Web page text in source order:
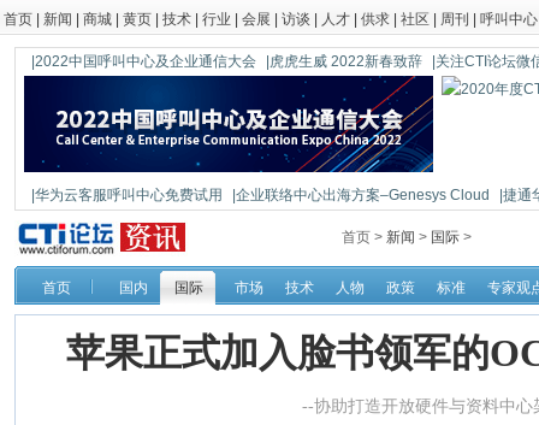
首页 新闻 商城 黄页 技术 行业 会展 访谈 人才 供求 社区 周刊 呼叫中心
|2022中国呼叫中心及企业通信大会 |虎虎生威 2022新春致辞 |关注CTI论坛微
|华为云客服呼叫中心免费试用 |企业联络中心出海方案–Genesys Cloud
|捷通
|鼎信通达新一代语音网关DAG1000-4S
首页 > 新闻 > 国际 >
首页 国内 国际 市场 技术 人物 政策 标准 专家观
苹果正式加入脸书领军的
--协助打造开放硬件与资料中心